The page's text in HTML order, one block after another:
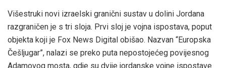
Višestruki novi izraelski granični sustav u dolini Jordana
razgraničen je s tri sloja. Prvi sloj je vojna ispostava, poput
objekta koji je Fox News Digital obišao. Nazvan “Europska
Češljugar”, nalazi se preko puta nepostojećeg povijesnog
Adamovog mosta, gdje su dvije jordanske vojne ispostave